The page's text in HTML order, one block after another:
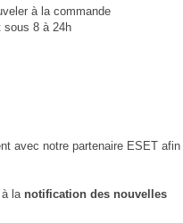
à la commande
sous 8 à 24h
avec notre partenaire ESET afin
à la notification des nouvelles